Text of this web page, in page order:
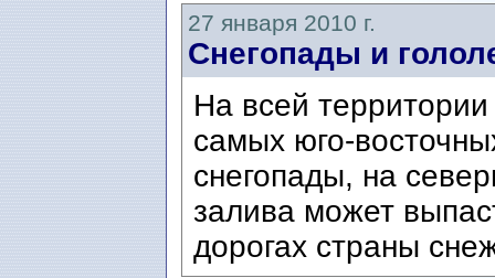
27 января 2010 г.
Снегопады и
На всей
самых юго-
снегопады, на
залива может
дорогах страны